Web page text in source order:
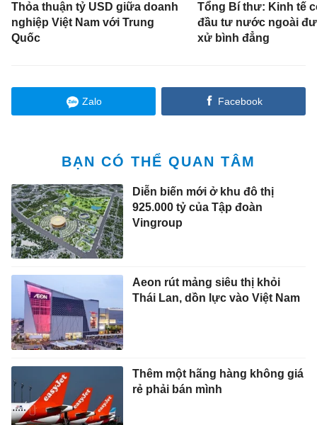
Thỏa thuận tỷ USD giữa doanh
nghiệp Việt Nam với Trung
Quốc
Tổng Bí thư: Kinh tế
đầu tư nước ngoài
xử bình đẳng
Zalo Facebook
BẠN CÓ THỂ QUAN TÂM
Diễn biến mới ở khu đô thị
925.000 tỷ của Tập đoàn
Vingroup
Aeon rút mảng siêu thị khỏi
Thái Lan, dồn lực vào Việt Nam
Thêm một hãng hàng không giá
rẻ phải bán mình